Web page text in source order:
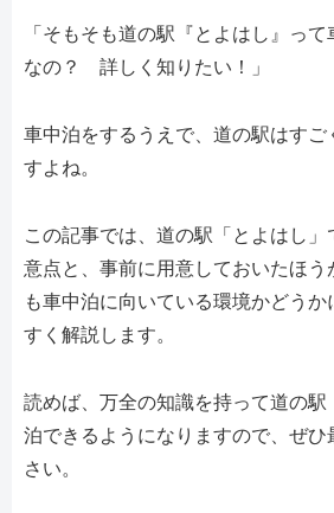
「そもそも道の駅『とよはし』っ
なの？ 詳しく知りたい！」
車中泊をするうえで、道の駅はすご
すよね。
この記事では、道の駅「とよはし
意点と、事前に用意しておいたほう
も車中泊に向いている環境かどう
すく解説します。
読めば、万全の知識を持って道の駅
泊できるようになりますので、ぜひ
さい。